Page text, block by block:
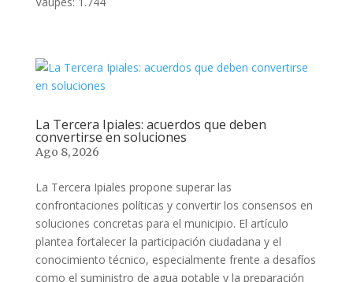
La Tercera Ipiales: acuerdos que deben
convertirse en soluciones
Ago 8, 2026
La Tercera Ipiales propone superar las
confrontaciones políticas y convertir los consensos en
soluciones concretas para el municipio. El artículo
plantea fortalecer la participación ciudadana y el
conocimiento técnico, especialmente frente a desafíos
como el suministro de agua potable y la preparación